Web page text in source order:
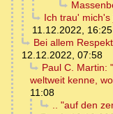
Ich trau'
11.12.2022, 16:25
Bei allem
12.12.2022, 07:58
Paul C. Martin:
weltweit kenne,
11:08
.. "auf den